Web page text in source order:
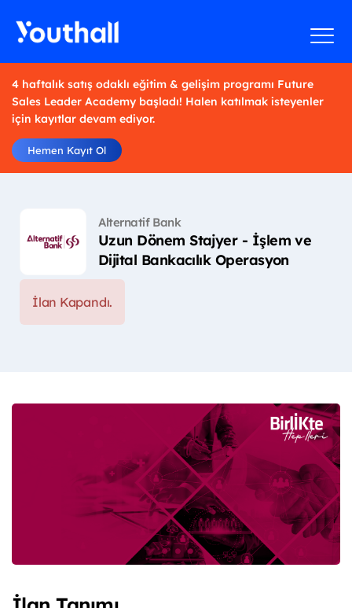
4 haftalık satış odaklı eğitim & gelişim programı Future
Sales Leader Academy başladı! Halen katılmak isteyenler
için kayıtlar devam ediyor.
Hemen Kayıt Ol
Alternatif Bank
Uzun Dönem Stajyer - İşlem ve
Dijital Bankacılık Operasyon
İlan Kapandı.